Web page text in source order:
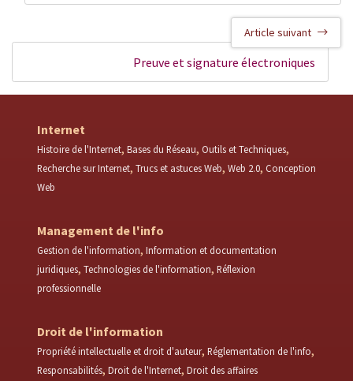
Article suivant
Preuve et signature électroniques
Internet
Histoire de l'Internet Bases du Réseau Outils et Techniques
Recherche sur Internet Trucs et astuces Web Web 2.0 Conception
Web
Management de l'info
Gestion de l'information Information et documentation
juridiques Technologies de l'information Réflexion
professionnelle
Droit de l'information
Propriété intellectuelle et droit d'auteur Réglementation de l'info
Responsabilités Droit de l'Internet Droit des affaires